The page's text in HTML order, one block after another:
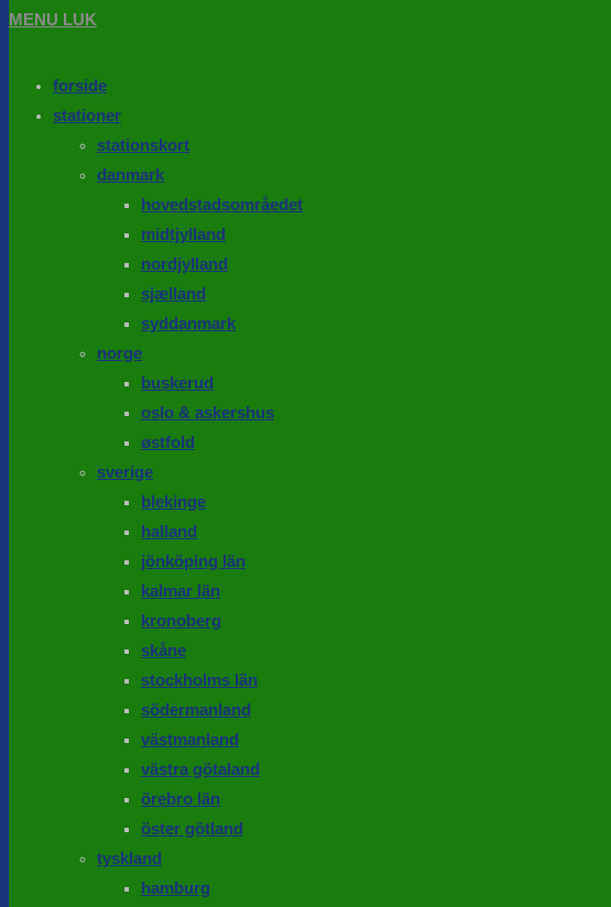
MENU LUK
forside
stationer
stationskort
danmark
hovedstadsområedet
midtjylland
nordjylland
sjælland
syddanmark
norge
buskerud
oslo & askershus
østfold
sverige
blekinge
halland
jönköping län
kalmar län
kronoberg
skåne
stockholms län
södermanland
västmanland
västra götaland
örebro län
öster götland
tyskland
hamburg